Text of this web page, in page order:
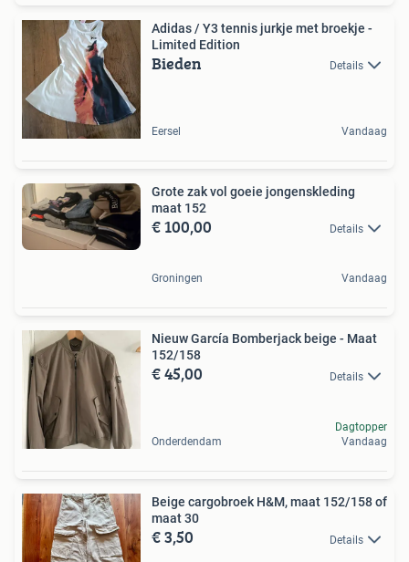
Adidas / Y3 tennis jurkje met broekje -
Limited Edition
Bieden Details
Eersel Vandaag
Grote zak vol goeie jongenskleding
maat 152
€ 100,00 Details
Groningen Vandaag
Nieuw García Bomberjack beige - Maat
152/158
€ 45,00 Details
Onderdendam
Dagtopper
Vandaag
Beige cargobroek H&M, maat 152/158 of
maat 30
€ 3,50 Details